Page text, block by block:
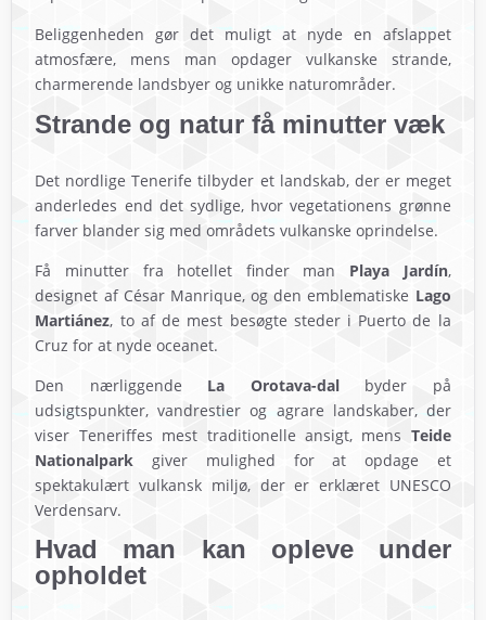
Beliggenheden gør det muligt at nyde en afslappet
atmosfære, mens man opdager vulkanske strande,
charmerende landsbyer og unikke naturområder.
Strande og natur få minutter væk
Det nordlige Tenerife tilbyder et landskab, der er meget
anderledes end det sydlige, hvor vegetationens grønne
farver blander sig med områdets vulkanske oprindelse.
Få minutter fra hotellet finder man Playa Jardín,
designet af César Manrique, og den emblematiske Lago
Martiánez, to af de mest besøgte steder i Puerto de la
Cruz for at nyde oceanet.
Den nærliggende La Orotava-dalbyder på
udsigtspunkter, vandrestier og agrare landskaber, der
viser Teneriffes mest traditionelle ansigt, mens Teide
Nationalpark giver mulighed for at opdage et
spektakulært vulkansk miljø, der er erklæret UNESCO
Verdensarv.
Hvad man kan opleve under
opholdet